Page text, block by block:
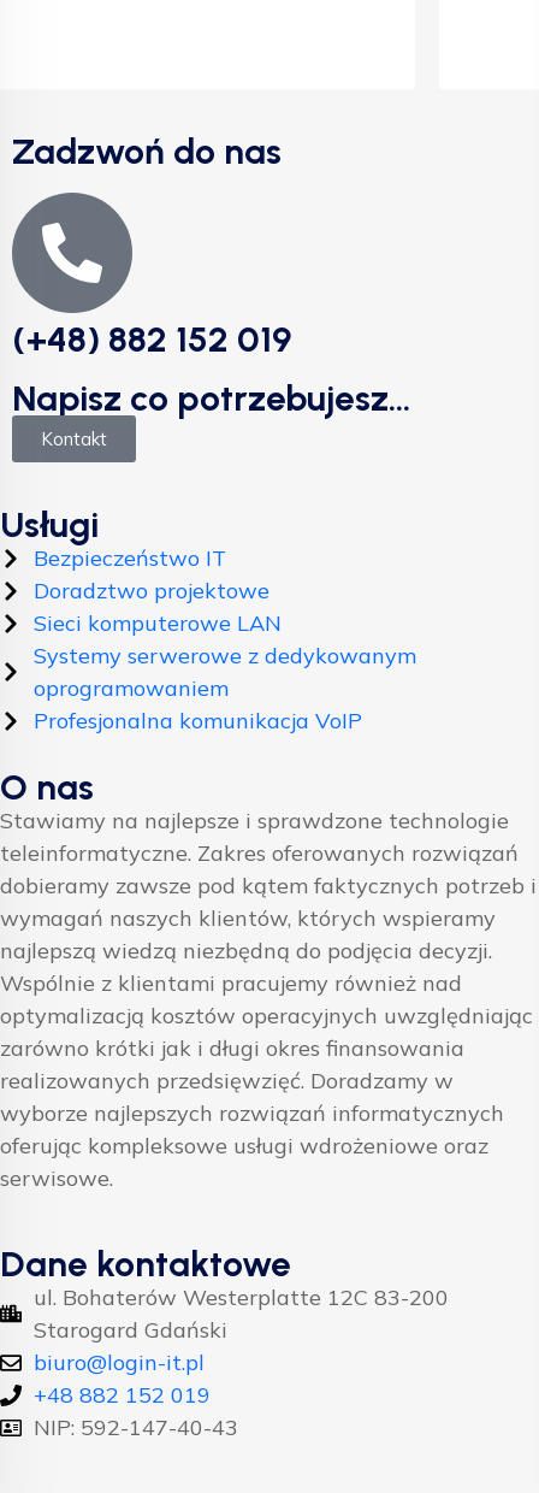
Zadzwoń do nas
(+48) 882 152 019
Napisz co potrzebujesz...
Kontakt
Usługi
Bezpieczeństwo IT
Doradztwo projektowe
Sieci komputerowe LAN
Systemy serwerowe z dedykowanym
oprogramowaniem
Profesjonalna komunikacja VoIP
O nas
Stawiamy na najlepsze i sprawdzone technologie
teleinformatyczne. Zakres oferowanych rozwiązań
dobieramy zawsze pod kątem faktycznych potrzeb i
wymagań naszych klientów, których wspieramy
najlepszą wiedzą niezbędną do podjęcia decyzji.
Wspólnie z klientami pracujemy również nad
optymalizacją kosztów operacyjnych uwzględniając
zarówno krótki jak i długi okres finansowania
realizowanych przedsięwzięć. Doradzamy w
wyborze najlepszych rozwiązań informatycznych
oferując kompleksowe usługi wdrożeniowe oraz
serwisowe.
Dane kontaktowe
ul. Bohaterów Westerplatte 12C 83-200
Starogard Gdański
biuro@login-it.pl
+48 882 152 019
NIP: 592-147-40-43